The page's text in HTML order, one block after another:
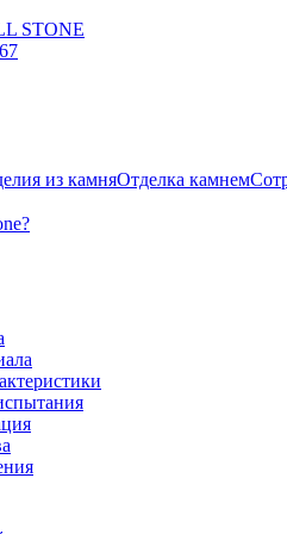
из камняОтделка камнем